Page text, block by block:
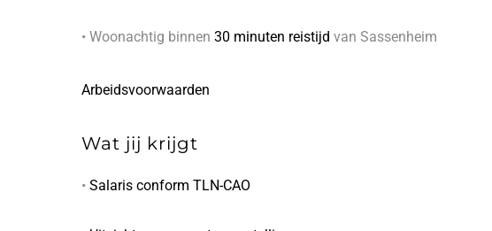
• Woonachtig binnen 30 minuten reistijd van Sassenheim
Arbeidsvoorwaarden
Wat jij krijgt
• Salaris conform TLN-CAO